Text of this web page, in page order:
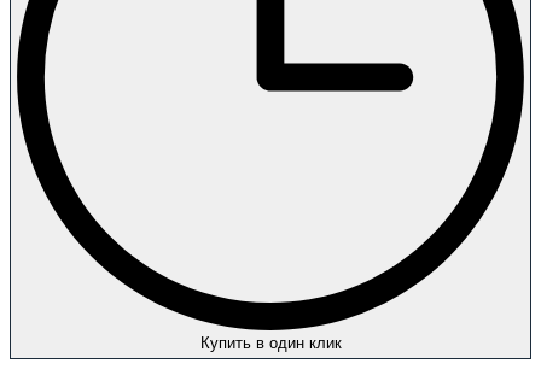
Купить в один клик